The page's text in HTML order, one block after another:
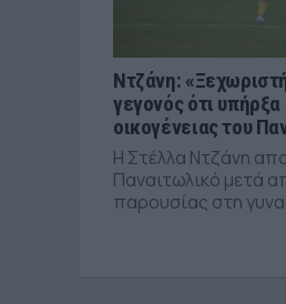
Ντζάνη:
γεγονός ότι
οικογένειας του
Η Στέλλα Ντζάνη
Παναιτωλικό μετά
παρουσίας στη